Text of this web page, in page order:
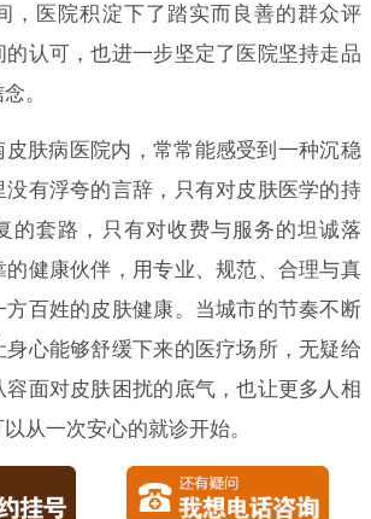
，医院积淀下了踏实而良善的群众评
认可，也进一步坚定了医院坚持走品
。
皮肤病医院内，常常能感受到一种沉稳
没有浮夸的言辞，只有对皮肤医学的持
的套路，只有对收费与服务的坦诚落
的健康伙伴，用专业、规范、合理与真
方百姓的皮肤健康。当城市的节奏不断
身心能够舒缓下来的医疗场所，无疑给
容面对皮肤困扰的底气，也让更多人相
从一次安心的就诊开始。